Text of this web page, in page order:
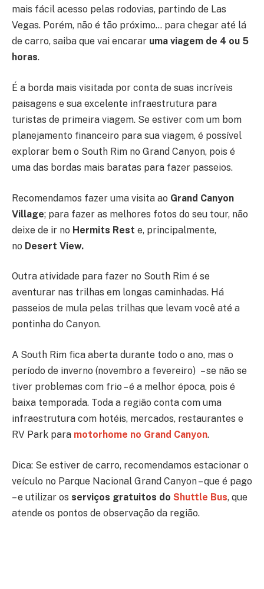
mais fácil acesso pelas rodovias, partindo de Las
Vegas. Porém, não é tão próximo… para chegar até lá
de carro, saiba que vai encarar uma viagem de 4 ou 5
horas.
É a borda mais visitada por conta de suas incríveis
paisagens e sua excelente infraestrutura para
turistas de primeira viagem. Se estiver com um bom
planejamento financeiro para sua viagem, é possível
explorar bem o South Rim no Grand Canyon, pois é
uma das bordas mais baratas para fazer passeios.
Recomendamos fazer uma visita ao Grand Canyon
Village; para fazer as melhores fotos do seu tour, não
deixe de ir no Hermits Rest e, principalmente,
no Desert View.
Outra atividade para fazer no South Rim é se
aventurar nas trilhas em longas caminhadas. Há
passeios de mula pelas trilhas que levam você até a
pontinha do Canyon.
A South Rim fica aberta durante todo o ano, mas o
período de inverno (novembro a fevereiro) – se não se
tiver problemas com frio – é a melhor época, pois é
baixa temporada. Toda a região conta com uma
infraestrutura com hotéis, mercados, restaurantes e
RV Park para motorhome no Grand Canyon.
Dica: Se estiver de carro, recomendamos estacionar o
veículo no Parque Nacional Grand Canyon – que é pago
– e utilizar os serviços gratuitos do Shuttle Bus, que
atende os pontos de observação da região.